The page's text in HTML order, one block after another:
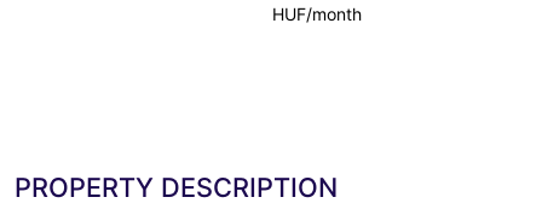
HUF/month
PROPERTY DESCRIPTION